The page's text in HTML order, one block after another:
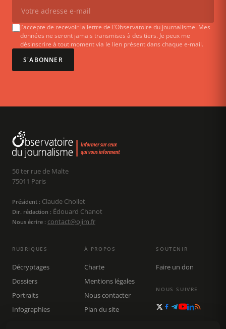
J'accepte de recevoir la lettre de l'Observatoire du journalisme. Mes
données ne seront jamais transmises à des tiers. Je peux me
désinscrire à tout moment via le lien présent dans chaque e-mail.
S'ABONNER
50 ter rue de Malte
75011 Paris
Président : Claude Chollet
Dir. rédaction : Édouard Chanot
Nous écrire : contact@ojim.fr
RUBRIQUES
Décryptages
Dossiers
Portraits
Infographies
À PROPOS
Charte
Mentions légales
Nous contacter
Plan du site
SOUTENIR
Faire un don
NOUS SUIVRE